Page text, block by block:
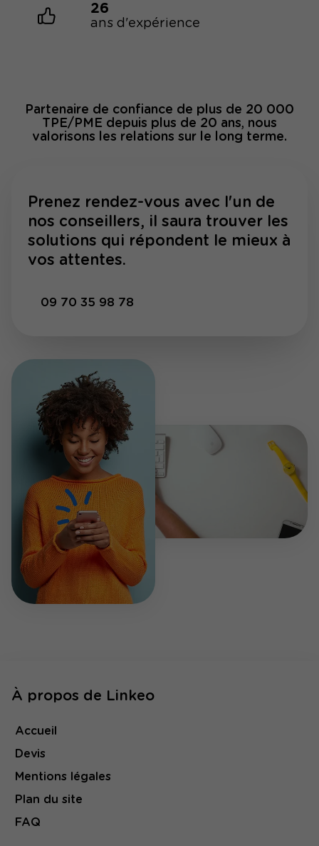
26
ans d'expérience
Partenaire de confiance de plus de 20 000
TPE/PME depuis plus de 20 ans, nous
valorisons les relations sur le long terme.
Prenez rendez-vous avec l'un de
nos conseillers, il saura trouver les
solutions qui répondent le mieux à
vos attentes.
09 70 35 98 78
À propos de Linkeo
Accueil
Devis
Mentions légales
Plan du site
FAQ